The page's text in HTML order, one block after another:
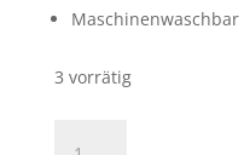
Maschinenwaschbar
3 vorrätig